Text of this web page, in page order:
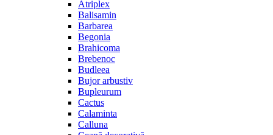
Atriplex
Balisamin
Barbarea
Begonia
Brahicoma
Brebenoc
Budleea
Bujor arbustiv
Bupleurum
Cactus
Calaminta
Calluna